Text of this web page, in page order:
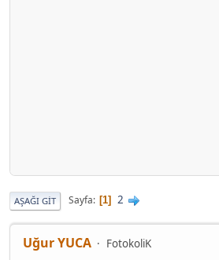
AŞAĞI GIT Sayfa 1 2
Uğur YUCA FotokoliK